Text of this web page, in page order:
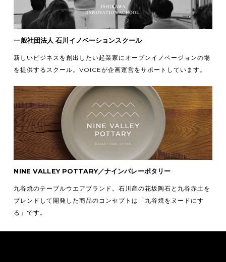
一般社団法人 石川イノベーションスクール
新しいビジネスを創出したい起業家にオープンイノベージョンの場
を提供するスクール。VOICEが企画運営をサポートしています。
NINE VALLEY POTTARY／ナインバレーポタリー
九谷焼のテーブルウエアブランド。石川産の花坂陶石と九谷赤土を
ブレンドして開発した商品のコンセプトは「九谷焼をヌードにす
る」です。